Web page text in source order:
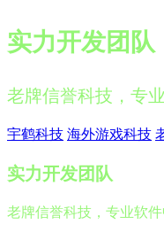
实力开发团队
老牌信誉科技，专
宇鹤科技 海外游戏科技
实力开发团队
老牌信誉科技，专业软件